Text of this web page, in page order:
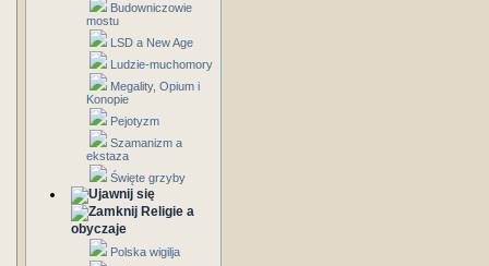
Budowniczowie
mostu
LSD a New Age
Ludzie-muchomory
Megality, Opium i
Konopie
Pejotyzm
Szamanizm a
ekstaza
Święte grzyby
Religie a
obyczaje
Polska wigilja